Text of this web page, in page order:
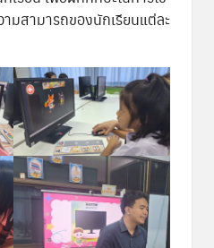
มสามารถของนักเรียนแต่ละ